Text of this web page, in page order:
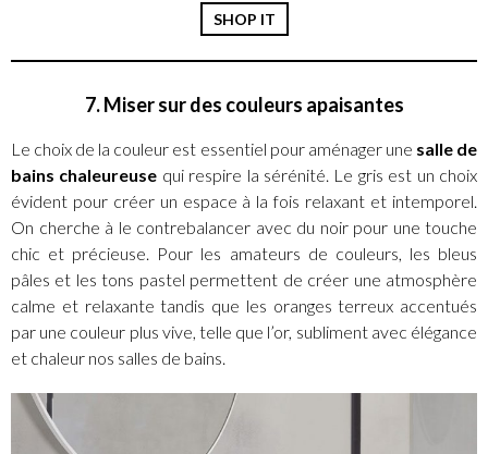
SHOP IT
7. Miser sur des couleurs apaisantes
Le choix de la couleur est essentiel pour aménager une salle de
bains chaleureuse qui respire la sérénité. Le gris est un choix
évident pour créer un espace à la fois relaxant et intemporel.
On cherche à le contrebalancer avec du noir pour une touche
chic et précieuse. Pour les amateurs de couleurs, les bleus
pâles et les tons pastel permettent de créer une atmosphère
calme et relaxante tandis que les oranges terreux accentués
par une couleur plus vive, telle que l’or, subliment avec élégance
et chaleur nos salles de bains.